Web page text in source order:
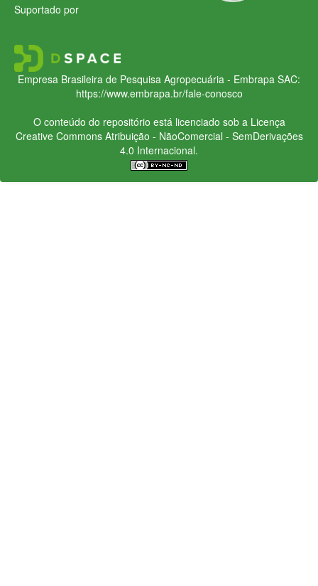
Suportado por
Empresa Brasileira de Pesquisa Agropecuária - Embrapa SAC:
https://www.embrapa.br/fale-conosco
O conteúdo do repositório está licenciado sob a Licença
Creative CommonsAtribuição - NãoComercial - SemDerivações
4.0 Internacional.